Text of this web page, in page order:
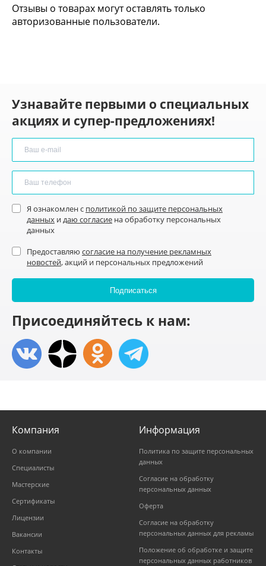
Отзывы о товарах могут оставлять только
авторизованные пользователи.
Узнавайте первыми о специальных
акциях и супер-предложениях!
Я ознакомлен с политикой по защите персональных
данных идаю согласие на обработку персональных
данных
Предоставляю согласие на получение рекламных
новостей, акций и персональных предложений
Присоединяйтесь к нам:
Компания
О компании
Специалисты
Мастерские
Сертификаты
Лицензии
Вакансии
Контакты
Информация
Политика по защите персональных
данных
Согласие на обработку
персональных данных
Оферта
Согласие на обработку
персональных данных для рекламы
Положение об обработке и защите
персональных данных работников